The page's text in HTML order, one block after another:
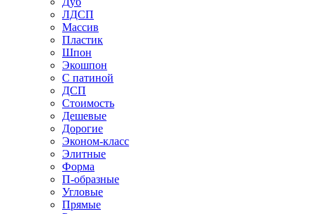
ЛДСП
Массив
Пластик
Шпон
Экошпон
С патиной
ДСП
Стоимость
Дешевые
Дорогие
Эконом-класс
Элитные
Форма
П-образные
Угловые
Прямые